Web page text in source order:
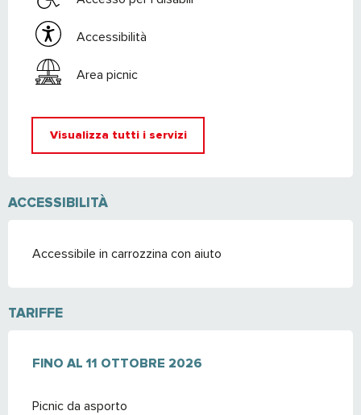
Accessibilità
Area picnic
Visualizza tutti i servizi
ACCESSIBILITÀ
Accessibile in carrozzina con aiuto
TARIFFE
DAL23 MAGGIO 2026AL11 OTTOBRE 2026
FINO AL 11 OTTOBRE 2026
Picnic da asporto